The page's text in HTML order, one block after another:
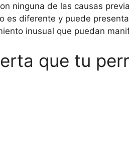
ninguna de las causas
es diferente y puede
inusual que puedan
que tu